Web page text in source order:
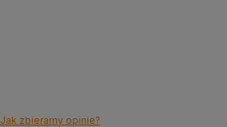
Jak zbieramy opinie?